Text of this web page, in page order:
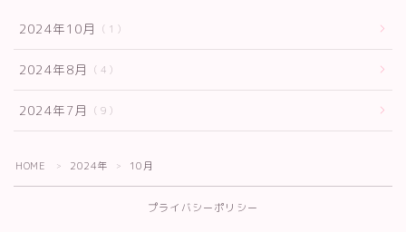
2024年10月 1
2024年8月 4
2024年7月 9
HOME ＞ 2024年 ＞ 10月
プライバシーポリシー